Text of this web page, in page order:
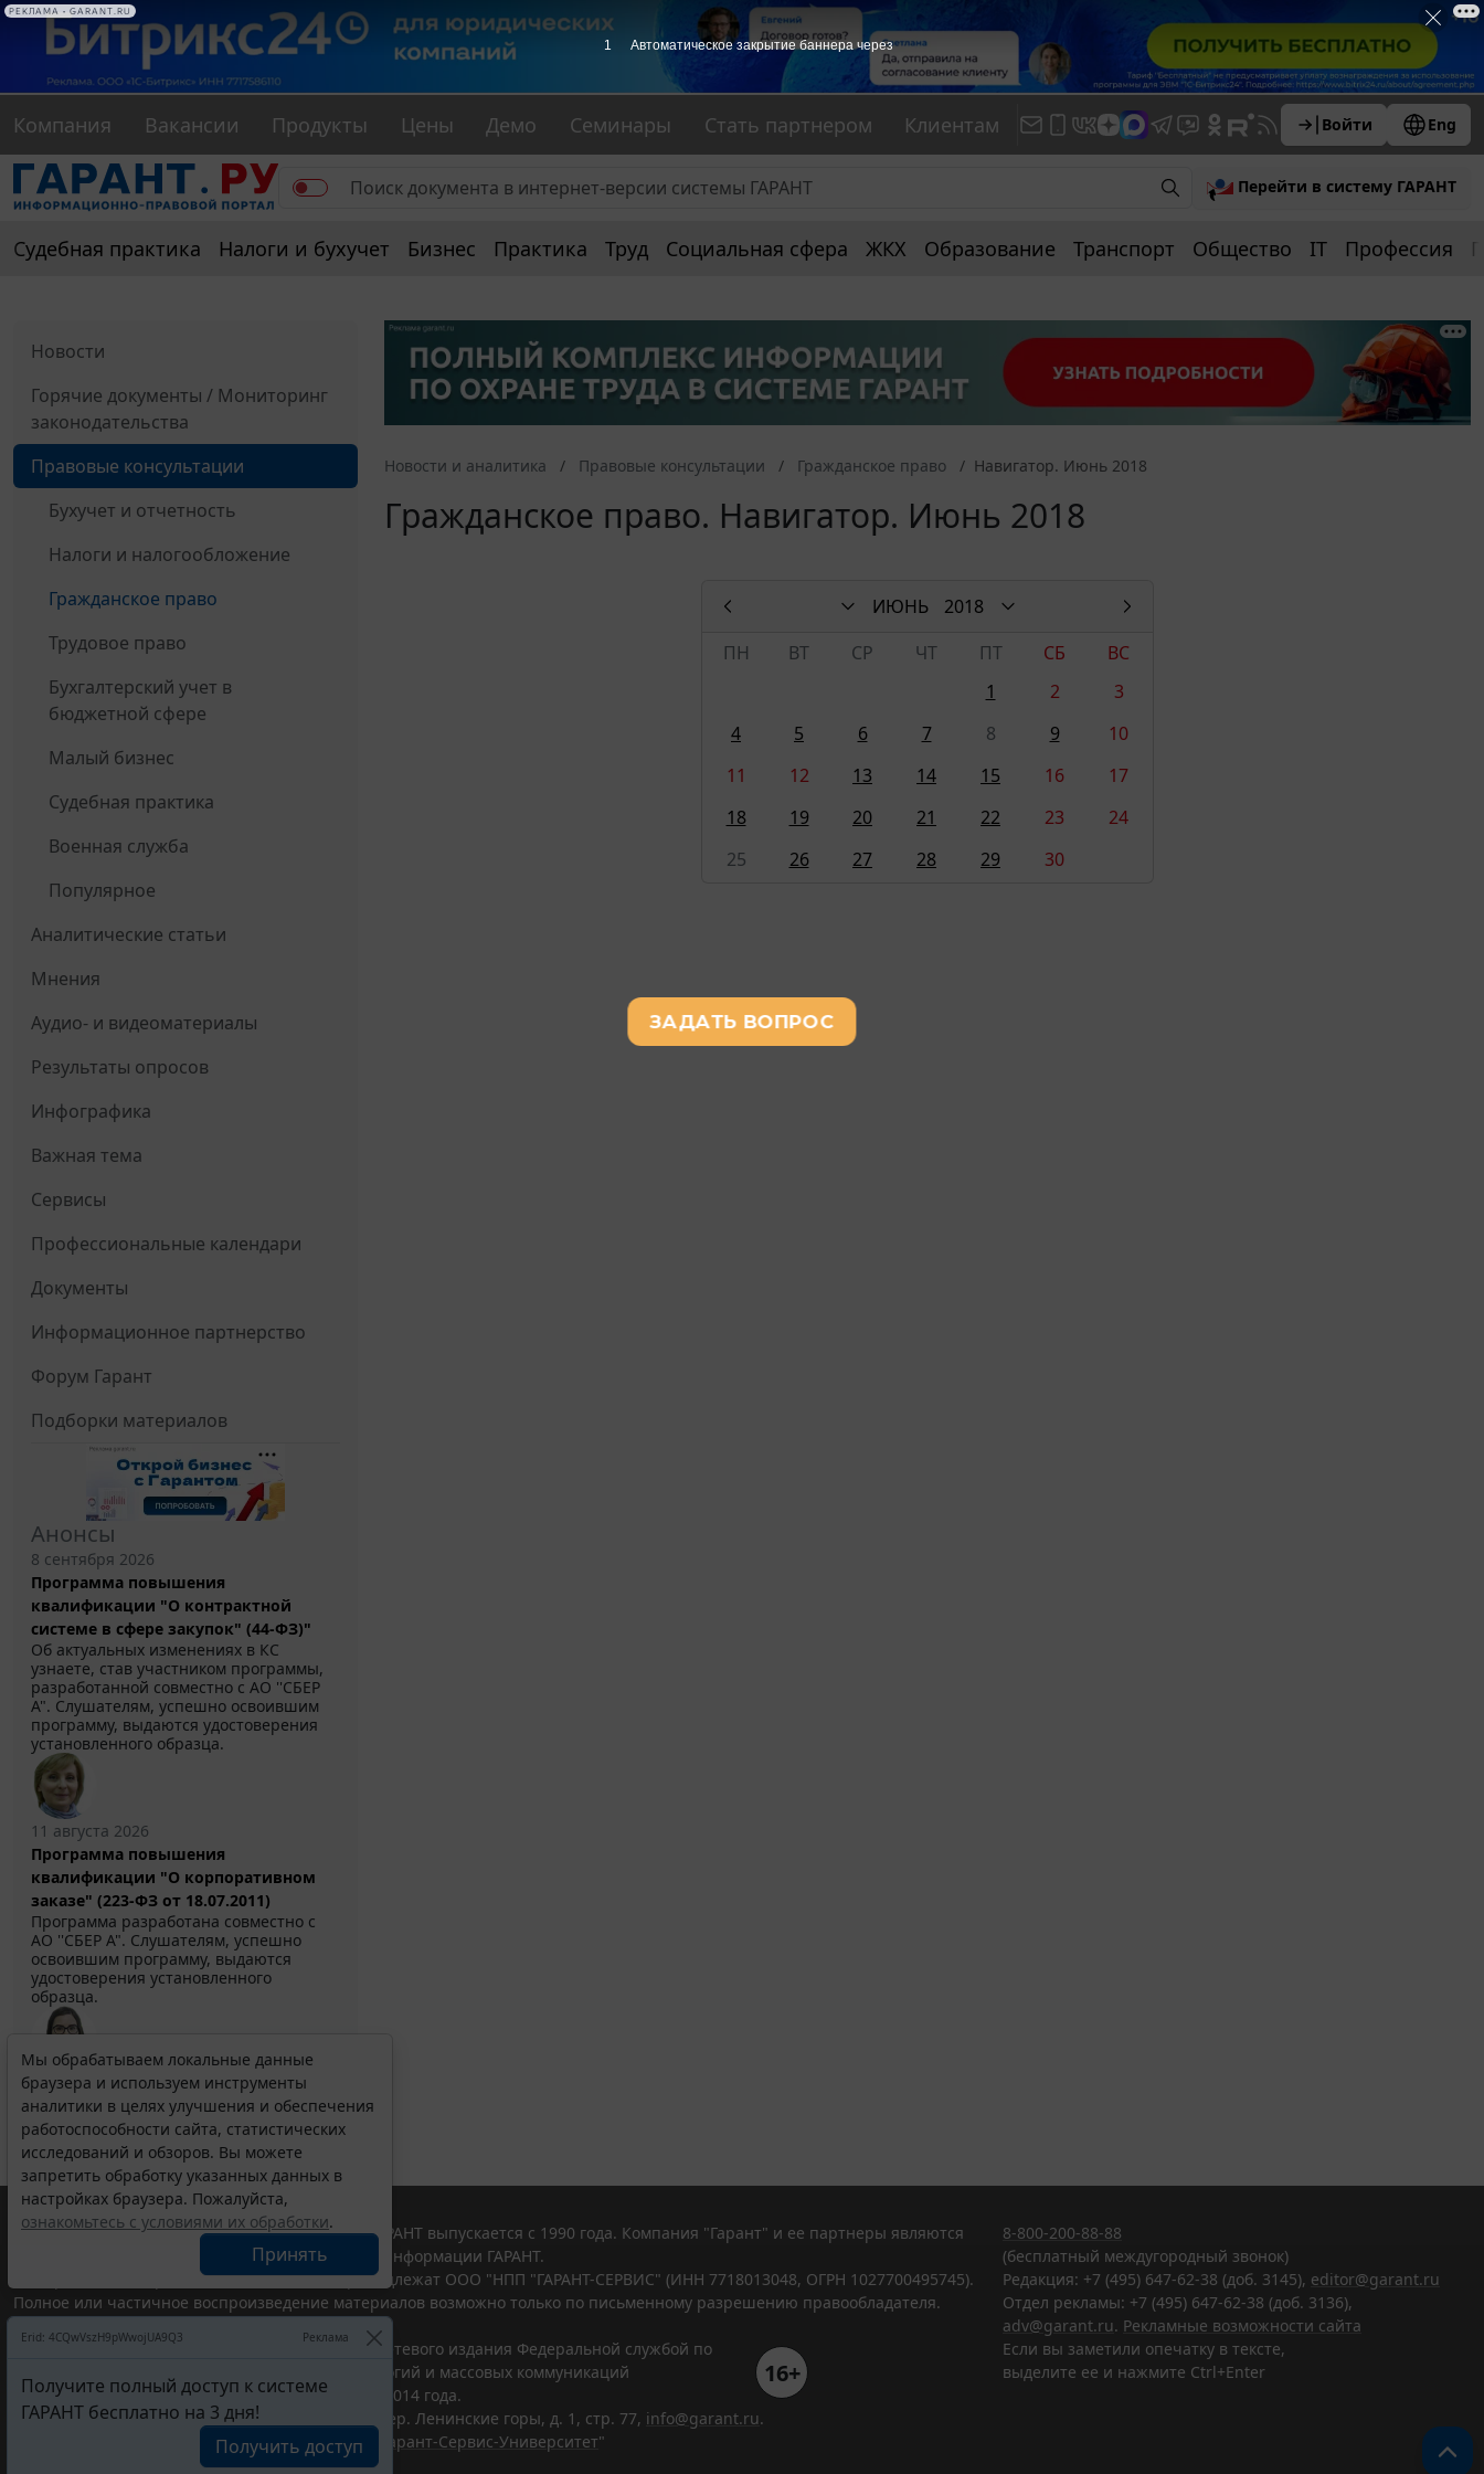
Компания Вакансии Продукты Цены Демо Семинары Стать партнером Клиентам Войти Eng
Перейти в систему ГАРАНТ
Судебная практика Налоги и бухучет Бизнес Практика Труд Социальная сфера ЖКХ Образование Транспорт Общество IT Профессия
Новости
Горячие документы / Мониторинг
законодательства
Правовые консультации
Бухучет и отчетность
Налоги и налогообложение
Гражданское право
Трудовое право
Бухгалтерский учет в
бюджетной сфере
Малый бизнес
Судебная практика
Военная служба
Популярное
Аналитические статьи
Мнения
Аудио- и видеоматериалы
Результаты опросов
Инфографика
Важная тема
Сервисы
Профессиональные календари
Документы
Информационное партнерство
Форум Гарант
Подборки материалов
Анонсы
8 сентября 2026
Программа повышения
квалификации "О контрактной
системе в сфере закупок" (44-ФЗ)"
Об актуальных изменениях в КС
узнаете, став участником программы,
разработанной совместно с АО ''СБЕР
А". Слушателям, успешно освоившим
программу, выдаются удостоверения
установленного образца.
11 августа 2026
Программа повышения
квалификации "О корпоративном
заказе" (223-ФЗ от 18.07.2011)
Программа разработана совместно с
АО ''СБЕР А". Слушателям, успешно
освоившим программу, выдаются
удостоверения установленного
образца.
Выберите тему программы повышения квалификации
для юристов ...
Новости и аналитика Правовые консультации Гражданское право Навигатор. Июнь 2018
Гражданское право. Навигатор. Июнь 2018
ИЮНЬ
2018
ПН
ВТ СР ЧТ ПТ СБ
ВС
1
2
3
4
5 6 7 8 9
10
11
12 13 14 15 16
17
18
19 20 21 22 23
24
25
26 27 28 29 30
Мы обрабатываем локальные данные
браузера и используем инструменты
аналитики в целях улучшения и обеспечения
работоспособности сайта, статистических
исследований и обзоров. Вы можете
запретить обработку указанных данных в
настройках браузера. Пожалуйста,
ознакомьтесь с условиями их обработки.
Принять
Erid: 4CQwVszH9pWwojUA9Q3 Реклама
Получите полный доступ к системе
ГАРАНТ бесплатно на 3 дня!
Получить доступ
© ООО "НПП "ГАРАНТ-СЕРВИС", 2026. Система ГАРАНТ выпускается с 1990 года. Компания "Гарант" и ее партнеры являются
участниками Российской ассоциации правовой информации ГАРАНТ.
Все права на материалы сайта ГАРАНТ.РУ принадлежат ООО "НПП "ГАРАНТ-СЕРВИС" (ИНН 7718013048, ОГРН 1027700495745).
Полное или частичное воспроизведение материалов возможно только по письменному разрешению правообладателя.
Портал ГАРАНТ.РУ зарегистрирован в качестве сетевого издания Федеральной службой по
надзору в сфере связи,информационных технологий и массовых коммуникаций
(Роскомнадзором), Эл № ФС77-58365 от 18 июня 2014 года.
16+
ООО "НПП "ГАРАНТ-СЕРВИС", 119234, г. Москва, тер. Ленинские горы, д. 1, стр. 77, info@garant.ru.
Разработчик ЭПС Система ГАРАНТ – ООО "НПП "
Гарант-Сервис-Университет"
8-800-200-88-88
(бесплатный междугородный звонок)
Редакция: +7 (495) 647-62-38 (доб. 3145), editor@garant.ru
Отдел рекламы: +7 (495) 647-62-38 (доб. 3136),
adv@garant.ru. Рекламные возможности сайта
Если вы заметили опечатку в тексте,
выделите ее и нажмите Ctrl+Enter
1 Автоматическое закрытие баннера через
РЕКЛАМА • GARANT.RU